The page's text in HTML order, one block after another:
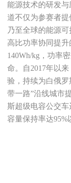
能源技术的研发
道不仅为参赛者
乃至全球的能源
高比功率协同提
140Wh/kg，功率
命。自2017年以
验，持续为白俄罗
带一路”沿线城市
斯超级电容公交
容量保持率达95%
城市客车用超级电容
智能下压式授电弓
应用领域
交通领域
储能及其他